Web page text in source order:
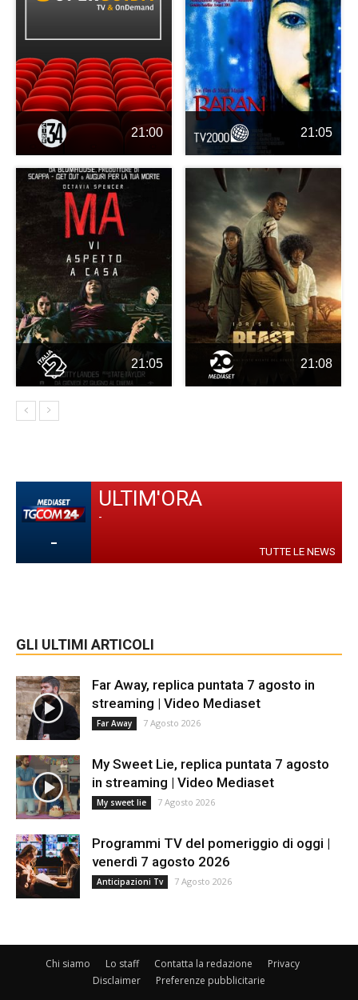
21:00 21:05
21:05 21:08
-
ULTIM'ORA
-
TUTTE LE NEWS
GLI ULTIMI ARTICOLI
Far Away, replica puntata 7 agosto in
streaming | Video Mediaset
Far Away 7 Agosto 2026
My Sweet Lie, replica puntata 7 agosto
in streaming | Video Mediaset
My sweet lie 7 Agosto 2026
Programmi TV del pomeriggio di oggi |
venerdì 7 agosto 2026
Anticipazioni Tv 7 Agosto 2026
Chi siamo Lo staff Contatta la redazione
Privacy
Disclaimer
Preferenze pubblicitarie